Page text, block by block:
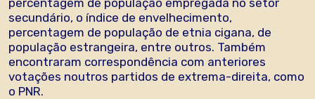
secundário, o índice de envelhecimento,
percentagem de população de etnia cigana, de
população estrangeira, entre outros. Também
encontraram correspondência com anteriores
votações noutros partidos de extrema-direita, como
o PNR.